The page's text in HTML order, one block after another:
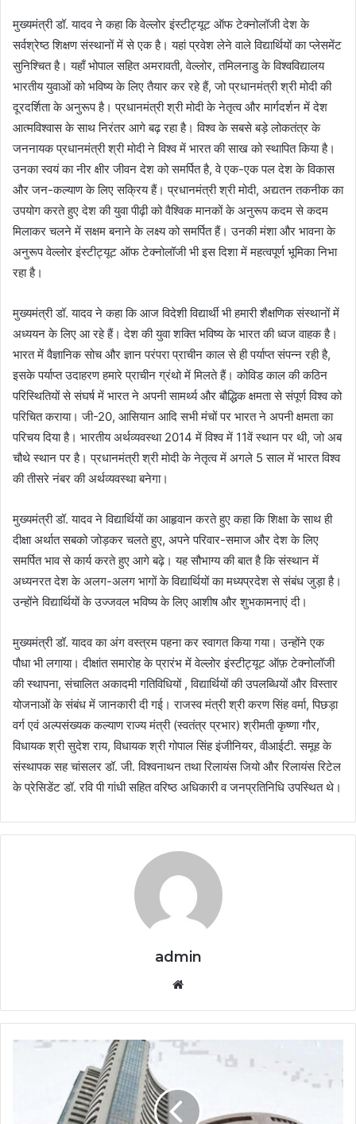
मुख्यमंत्री डॉ. यादव ने कहा कि वेल्लोर इंस्टीट्यूट ऑफ टेक्नोलॉजी देश के
सर्वश्रेष्ठ शिक्षण संस्थानों में से एक है। यहां प्रवेश लेने वाले विद्यार्थियों का प्लेसमेंट
सुनिश्चित है। यहाँ भोपाल सहित अमरावती, वेल्लोर, तमिलनाडु के विश्वविद्यालय
भारतीय युवाओं को भविष्य के लिए तैयार कर रहे हैं, जो प्रधानमंत्री श्री मोदी की
दूरदर्शिता के अनुरूप है। प्रधानमंत्री श्री मोदी के नेतृत्व और मार्गदर्शन में देश
आत्मविश्वास के साथ निरंतर आगे बढ़ रहा है। विश्व के सबसे बड़े लोकतंत्र के
जननायक प्रधानमंत्री श्री मोदी ने विश्व में भारत की साख को स्थापित किया है।
उनका स्वयं का नीर क्षीर जीवन देश को समर्पित है, वे एक-एक पल देश के विकास
और जन-कल्याण के लिए सक्रिय हैं। प्रधानमंत्री श्री मोदी, अद्यतन तकनीक का
उपयोग करते हुए देश की युवा पीढ़ी को वैश्विक मानकों के अनुरूप कदम से कदम
मिलाकर चलने में सक्षम बनाने के लक्ष्य को समर्पित हैं। उनकी मंशा और भावना के
अनुरूप वेल्लोर इंस्टीट्यूट ऑफ टेक्नोलॉजी भी इस दिशा में महत्वपूर्ण भूमिका निभा
रहा है।
मुख्यमंत्री डॉ. यादव ने कहा कि आज विदेशी विद्यार्थी भी हमारी शैक्षणिक संस्थानों में
अध्ययन के लिए आ रहे हैं। देश की युवा शक्ति भविष्य के भारत की ध्वज वाहक है।
भारत में वैज्ञानिक सोच और ज्ञान परंपरा प्राचीन काल से ही पर्याप्त संपन्न रही है,
इसके पर्याप्त उदाहरण हमारे प्राचीन ग्रंथो में मिलते हैं। कोविड काल की कठिन
परिस्थितियों से संघर्ष में भारत ने अपनी सामर्थ्य और बौद्धिक क्षमता से संपूर्ण विश्व को
परिचित कराया। जी-20, आसियान आदि सभी मंचों पर भारत ने अपनी क्षमता का
परिचय दिया है। भारतीय अर्थव्यवस्था 2014 में विश्व में 11वें स्थान पर थी, जो अब
चौथे स्थान पर है। प्रधानमंत्री श्री मोदी के नेतृत्व में अगले 5 साल में भारत विश्व
की तीसरे नंबर की अर्थव्यवस्था बनेगा।
मुख्यमंत्री डॉ. यादव ने विद्यार्थियों का आहृवान करते हुए कहा कि शिक्षा के साथ ही
दीक्षा अर्थात सबको जोड़कर चलते हुए, अपने परिवार-समाज और देश के लिए
समर्पित भाव से कार्य करते हुए आगे बढ़े। यह सौभाग्य की बात है कि संस्थान में
अध्यनरत देश के अलग-अलग भागों के विद्यार्थियों का मध्यप्रदेश से संबंध जुड़ा है।
उन्होंने विद्यार्थियों के उज्जवल भविष्य के लिए आशीष और शुभकामनाएं दी।
मुख्यमंत्री डॉ. यादव का अंग वस्त्रम पहना कर स्वागत किया गया। उन्होंने एक
पौधा भी लगाया। दीक्षांत समारोह के प्रारंभ में वेल्लोर इंस्टीट्यूट ऑफ़ टेक्नोलॉजी
की स्थापना, संचालित अकादमी गतिविधियों , विद्यार्थियों की उपलब्धियों और विस्तार
योजनाओं के संबंध में जानकारी दी गई। राजस्व मंत्री श्री करण सिंह वर्मा, पिछड़ा
वर्ग एवं अल्पसंख्यक कल्याण राज्य मंत्री (स्वतंत्र प्रभार) श्रीमती कृष्णा गौर,
विधायक श्री सुदेश राय, विधायक श्री गोपाल सिंह इंजीनियर, वीआईटी. समूह के
संस्थापक सह चांसलर डॉ. जी. विश्वनाथन तथा रिलायंस जियो और रिलायंस रिटेल
के प्रेसिडेंट डॉ. रवि पी गांधी सहित वरिष्ठ अधिकारी व जनप्रतिनिधि उपस्थित थे।
admin